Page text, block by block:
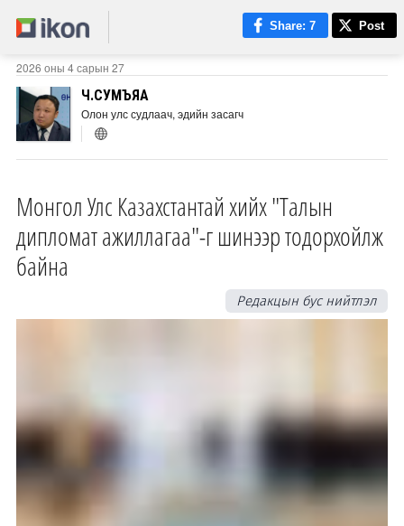
Share: 7 Post
2026 оны 4 сарын 27
Ч.СУМЪЯА
Олон улс судлаач, эдийн засагч
Монгол Улс Казахстантай хийх "Талын
дипломат ажиллагаа"-г шинээр тодорхойлж
байна
Редакцын бус нийтлэл